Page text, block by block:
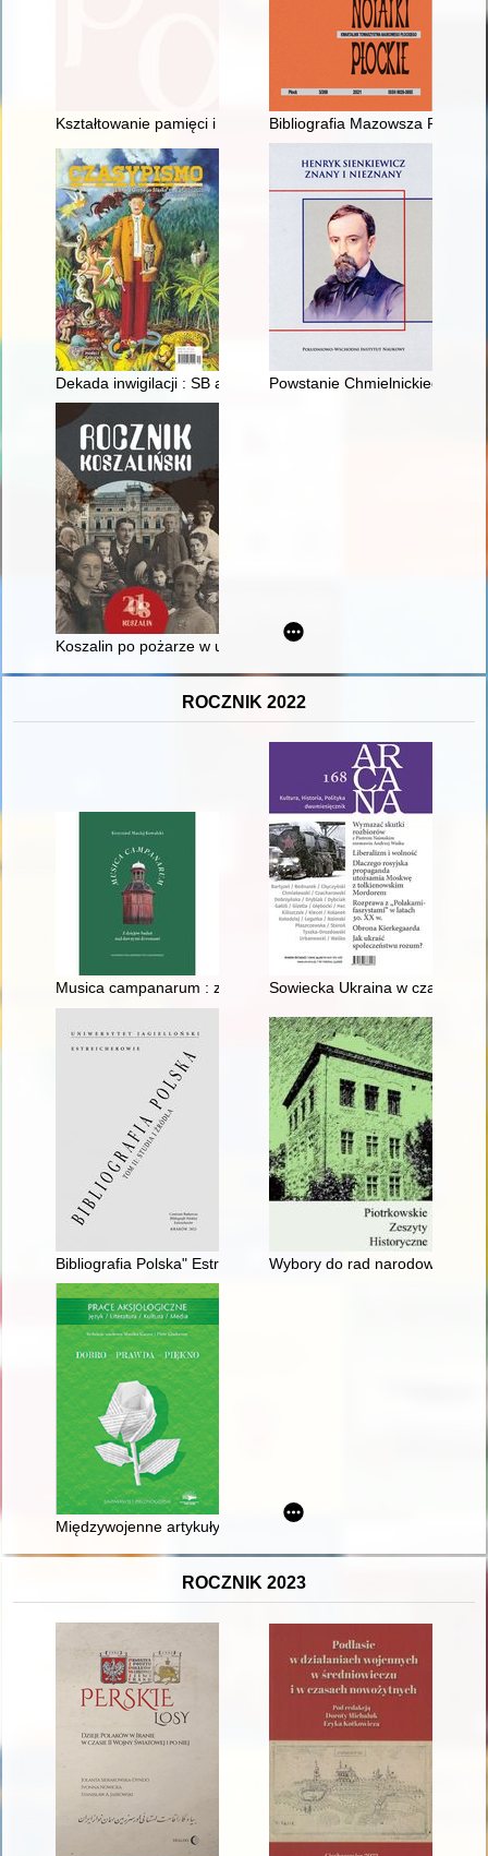
Kształtowanie pamięci i polityki historycznej na przykładzie
Bibliografia Mazowsza
Dekada inwigilacji : SB a Kazimierz Kutz w latach
Powstanie Chmielnickiego :
Koszalin po pożarze w ujęciu Herberta Schnürpela a
ROCZNIK 2022
Musica campanarum : z dziejów badań nad dawnymi
Sowiecka Ukraina w czasie
Bibliografia Polska" Estreicherów : rama wydawnicza, studia i
Wybory do rad narodowych w
Międzywojenne artykuły gimnazjalistek z Kaszub i Krakowa
ROCZNIK 2023